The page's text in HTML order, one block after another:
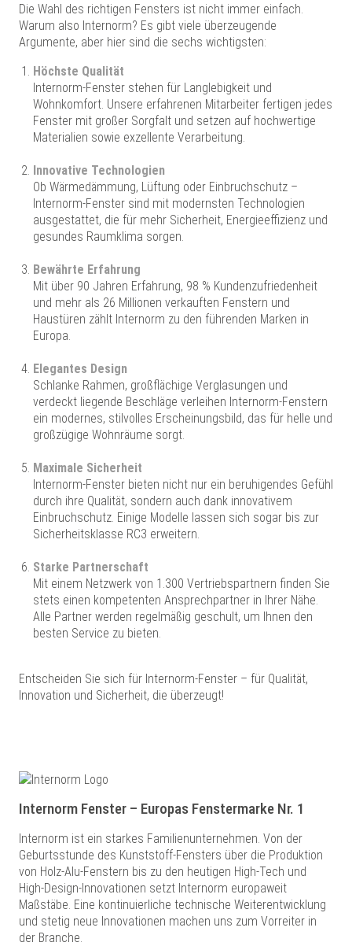
Die Wahl des richtigen Fensters ist nicht immer einfach.
Warum also Internorm? Es gibt viele überzeugende
Argumente, aber hier sind die sechs wichtigsten:
Höchste Qualität
Internorm-Fenster stehen für Langlebigkeit und
Wohnkomfort. Unsere erfahrenen Mitarbeiter fertigen jedes
Fenster mit großer Sorgfalt und setzen auf hochwertige
Materialien sowie exzellente Verarbeitung.
Innovative Technologien
Ob Wärmedämmung, Lüftung oder Einbruchschutz –
Internorm-Fenster sind mit modernsten Technologien
ausgestattet, die für mehr Sicherheit, Energieeffizienz und
gesundes Raumklima sorgen.
Bewährte Erfahrung
Mit über 90 Jahren Erfahrung, 98 % Kundenzufriedenheit
und mehr als 26 Millionen verkauften Fenstern und
Haustüren zählt Internorm zu den führenden Marken in
Europa.
Elegantes Design
Schlanke Rahmen, großflächige Verglasungen und
verdeckt liegende Beschläge verleihen Internorm-Fenstern
ein modernes, stilvolles Erscheinungsbild, das für helle und
großzügige Wohnräume sorgt.
Maximale Sicherheit
Internorm-Fenster bieten nicht nur ein beruhigendes Gefühl
durch ihre Qualität, sondern auch dank innovativem
Einbruchschutz. Einige Modelle lassen sich sogar bis zur
Sicherheitsklasse RC3 erweitern.
Starke Partnerschaft
Mit einem Netzwerk von 1.300 Vertriebspartnern finden Sie
stets einen kompetenten Ansprechpartner in Ihrer Nähe.
Alle Partner werden regelmäßig geschult, um Ihnen den
besten Service zu bieten.
Entscheiden Sie sich für Internorm-Fenster – für Qualität,
Innovation und Sicherheit, die überzeugt!
Internorm Fenster – Europas Fenstermarke Nr. 1
Internorm ist ein starkes Familienunternehmen. Von der
Geburtsstunde des Kunststoff-Fensters über die Produktion
von Holz-Alu-Fenstern bis zu den heutigen High-Tech und
High-Design-Innovationen setzt Internorm europaweit
Maßstäbe. Eine kontinuierliche technische Weiterentwicklung
und stetig neue Innovationen machen uns zum Vorreiter in
der Branche.